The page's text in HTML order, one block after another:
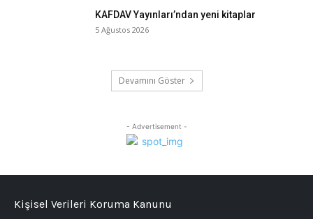
KAFDAV Yayınları’ndan yeni kitaplar
5 Ağustos 2026
Devamını Göster
- Advertisement -
Kişisel Verileri Koruma Kanunu